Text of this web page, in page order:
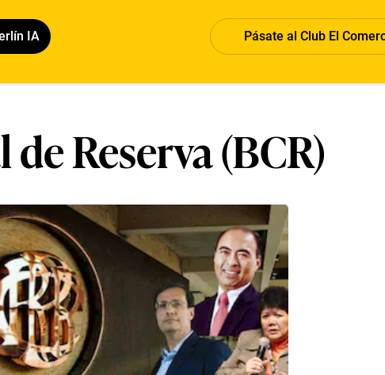
IA Pásate al Club El
Reserva (BCR)